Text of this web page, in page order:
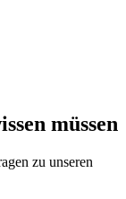
müssen
zu unseren